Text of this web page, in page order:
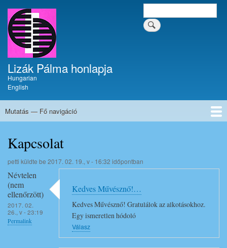
Keresés a tartalomban
Keresés
a
tartalomban
Lizák Pálma honlapja
Hungarian
English
Fő
Mutatás — Fő navigáció
Kapcsolat
petti küldte be 2017. 02. 19., v - 16:32 időpontban
Névtelen
(nem
ellenőrzött)
2017. 02.
26., v - 23:19
Permalink
Kedves Művésznő!…
Kedves Művésznő! Gratulálok az alkotásokhoz.
Egy ismeretlen hódoló
Válasz